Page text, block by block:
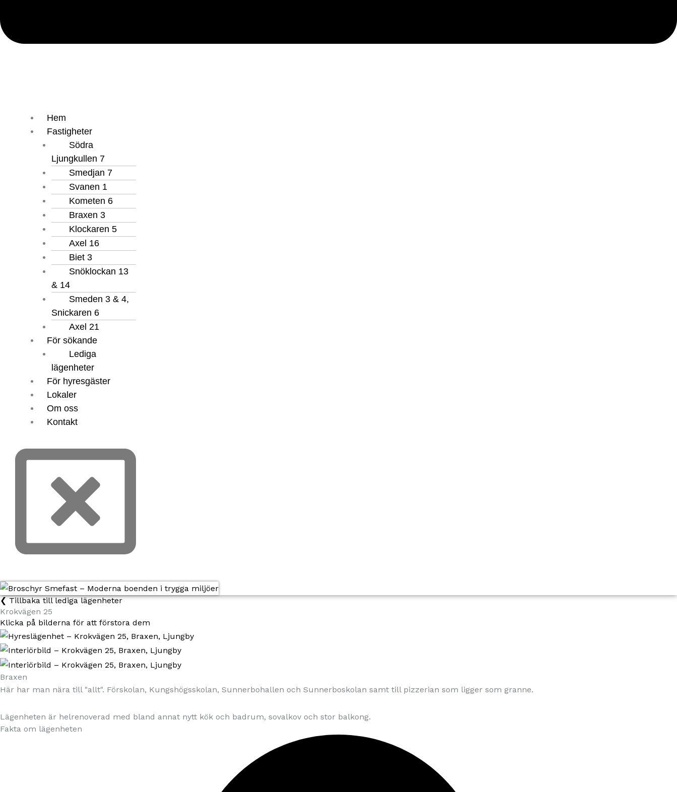
Hem
Fastigheter
Södra
Ljungkullen 7
Smedjan 7
Svanen 1
Kometen 6
Braxen 3
Klockaren 5
Axel 16
Biet 3
Snöklockan 13
& 14
Smeden 3 & 4,
Snickaren 6
Axel 21
För sökande
Lediga
lägenheter
För hyresgäster
Lokaler
Om oss
Kontakt
❮ Tillbaka till lediga lägenheter
Krokvägen 25
Klicka på bilderna för att förstora dem
Braxen
Här har man nära till "allt". Förskolan, Kungshögsskolan, Sunnerbohallen och Sunnerboskolan samt till pizzerian som ligger som granne.
Lägenheten är helrenoverad med bland annat nytt kök och badrum, sovalkov och stor balkong.
Fakta om lägenheten